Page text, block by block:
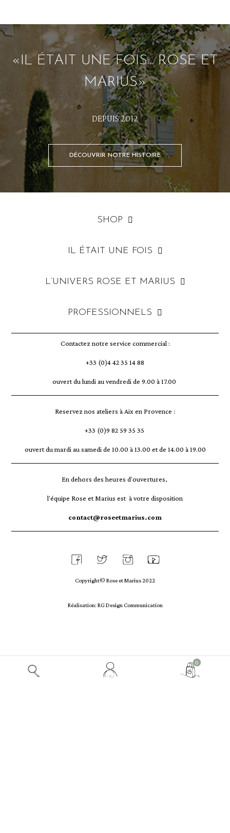
Mon
compte
0
«IL ÉTAIT UNE FOIS... ROSE ET
MARIUS»
DEPUIS 2012
DÉCOUVRIR NOTRE HISTOIRE
SHOP
IL ÉTAIT UNE FOIS
L’UNIVERS ROSE ET MARIUS
PROFESSIONNELS
Contactez notre service commercial :
+33 (0)4 42 35 14 88
ouvert du lundi au vendredi de 9.00 à 17.00
Reservez nos ateliers à Aix en Provence :
+33 (0)9 82 59 35 35
ouvert du mardi au samedi de 10.00 à 13.00 et de 14.00 à 19.00
En dehors des heures d'ouvertures,
l'équipe Rose et Marius est à votre disposition
contact@roseetmarius.com
Réalisation: RG Design Communication
Copyright© Rose et Marius 2022